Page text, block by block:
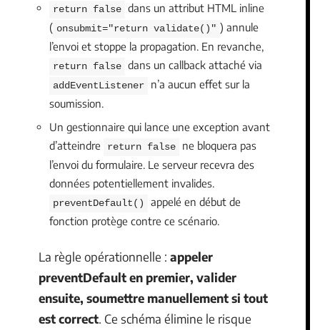
return false dans un attribut HTML inline
( onsubmit="return validate()" ) annule
l’envoi et stoppe la propagation. En revanche,
return false dans un callback attaché via
addEventListener
n’a aucun effet sur la
soumission.
Un gestionnaire qui lance une exception avant
d’atteindre
return false
ne bloquera pas
l’envoi du formulaire. Le serveur recevra des
données potentiellement invalides.
preventDefault()
appelé en début de
fonction protège contre ce scénario.
La règle opérationnelle : appeler
preventDefault en premier, valider
ensuite, soumettre manuellement si tout
est correct. Ce schéma élimine le risque